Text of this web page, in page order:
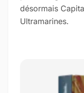
désormais
Ultramarines.